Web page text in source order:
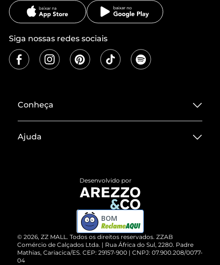
Siga nossas redes sociais
Conheça
Termos de Uso
ZZ MALL é confiável
Cartão Presente
Vendas Corporativas
Ajuda
Devolução do Produto
Compre pelo WhatsApp
© 2026, ZZ MALL. Todos os direitos reservados. ZZAB
Comércio de Calçados Ltda. | Rua África do Sul, 2280. Padre
Mathias, Cariacica/ES. CEP: 29157-900 | CNPJ: 07.900.208/0077-
04
Desenvolvido por
BOM